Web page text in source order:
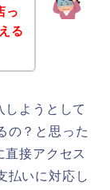
っ
る
しようとして
の？と思った
接アクセス
払いに対応し